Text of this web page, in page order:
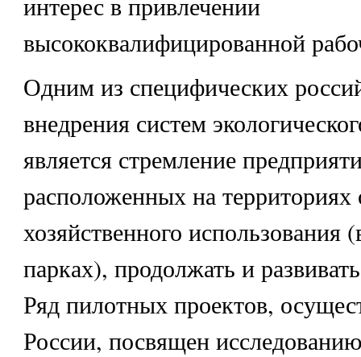
высококвалифицированной
Одним из специфических
внедрения систем
является стремление
расположенных на территориях
хозяйственного использования
парках), продолжать и
Ряд пилотных проектов,
России, посвящен